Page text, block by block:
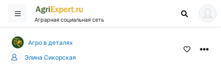
Аграрная социальная сеть
Агро в деталях
Элина Сикорская